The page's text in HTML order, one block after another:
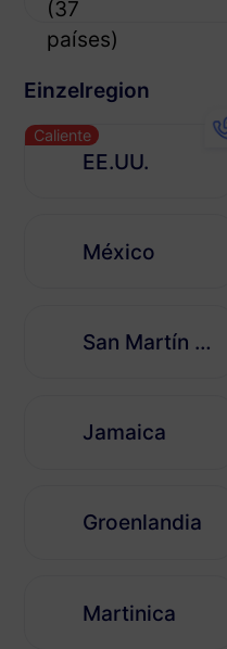
Einzelregion
EE.UU.
Caliente
México
San Martín francés
Jamaica
Groenlandia
Martinica